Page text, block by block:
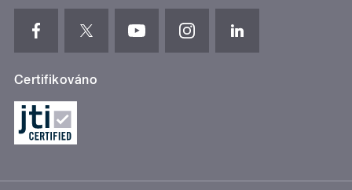
Certifikováno